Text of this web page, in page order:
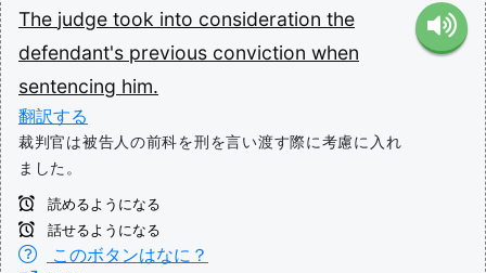
The judge took into consideration the
defendant's previous conviction when
sentencing him.
翻訳する
裁判官は被告人の前科を刑を言い渡す際に考慮に入れ
ました。
読めるようになる
話せるようになる
このボタンはなに？